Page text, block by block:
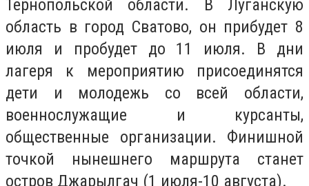
Тернопольской области. В Луганскую
область в город Сватово, он прибудет 8
июля и пробудет до 11 июля. В дни
лагеря к мероприятию присоединятся
дети и молодежь со всей области,
военнослужащие и курсанты,
общественные организации. Финишной
точкой нынешнего маршрута станет
остров Джарылгач (1 июля-10 августа).